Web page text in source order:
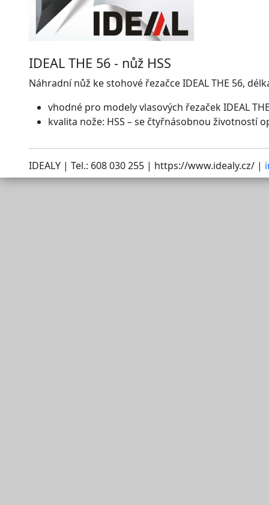
IDEAL THE 56 - nůž HSS
Náhradní nůž ke stohové řezačce IDEAL THE 56,
vhodné pro modely vlasových řezaček IDEAL
kvalita nože: HSS – se čtyřnásobnou životností
IDEALY | Tel.: 608 030 255 | https://www.idealy.cz/ |